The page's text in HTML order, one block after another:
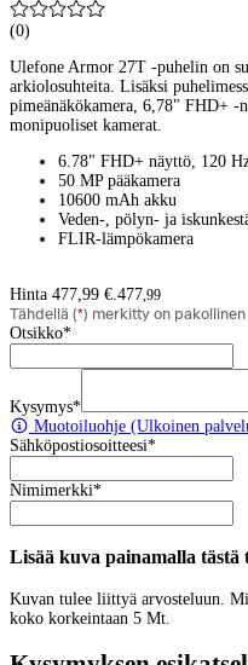
(0)
Ulefone Armor 27T -puhelin on
arkiolosuhteita. Lisäksi
pimeänäkökamera, 6,78" FHD+ -
monipuoliset kamerat.
6.78" FHD+ näyttö, 120
50 MP pääkamera
10600 mAh akku
Veden-, pölyn- ja
FLIR-lämpökamera
Hinta 477,99 €. 477,99
Tähdellä (*) merkitty on pakollinen
Otsikko*
Kysymys*
Muotoiluohje (Ulkoinen
Sähköpostiosoitteesi*
Nimimerkki*
Lisää kuva painamalla
Kuvan tulee liittyä arvosteluun.
koko korkeintaan 5 Mt.